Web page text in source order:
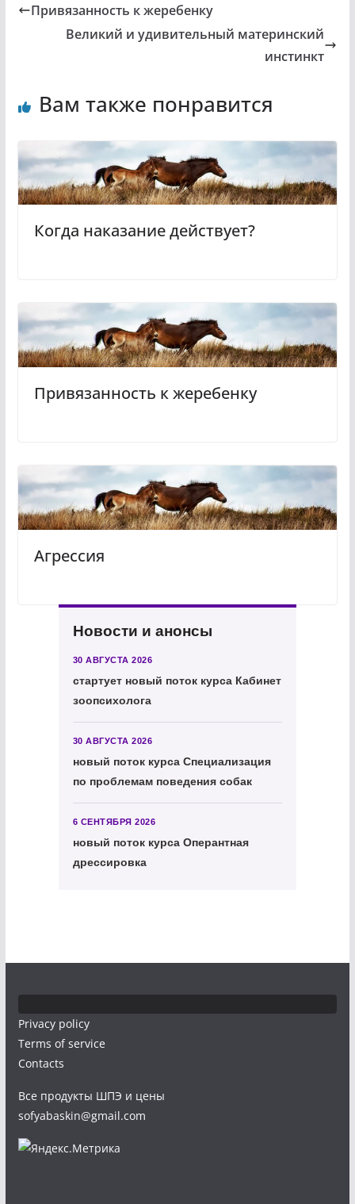
Привязанность к жеребенку
Великий и удивительный материнский
инстинкт
Вам также понравится
Когда наказание действует?
Привязанность к жеребенку
Агрессия
Новости и анонсы
30 АВГУСТА 2026
стартует новый поток курса Кабинет
зоопсихолога
30 АВГУСТА 2026
новый поток курса Специализация
по проблемам поведения собак
6 СЕНТЯБРЯ 2026
новый поток курса Оперантная
дрессировка
Privacy policy
Terms of service
Contacts
Все продукты ШПЭ и цены
sofyabaskin@gmail.com